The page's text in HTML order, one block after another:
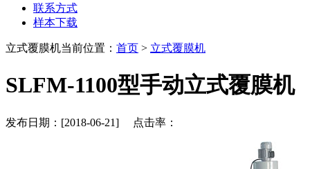
联系方式
样本下载
立式覆膜机当前位置： 首页 > 立式覆膜机
SLFM-1100型手动立式覆膜机
发布日期：[2018-06-21] 点击率：